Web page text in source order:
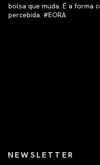
NEWSLETTER